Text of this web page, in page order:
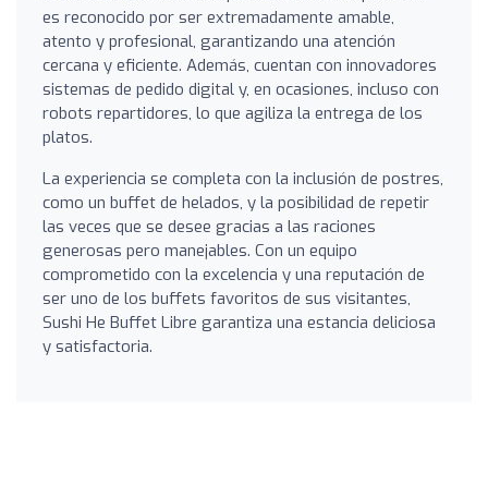
es reconocido por ser extremadamente amable,
atento y profesional, garantizando una atención
cercana y eficiente. Además, cuentan con innovadores
sistemas de pedido digital y, en ocasiones, incluso con
robots repartidores, lo que agiliza la entrega de los
platos.
La experiencia se completa con la inclusión de postres,
como un buffet de helados, y la posibilidad de repetir
las veces que se desee gracias a las raciones
generosas pero manejables. Con un equipo
comprometido con la excelencia y una reputación de
ser uno de los buffets favoritos de sus visitantes,
Sushi He Buffet Libre garantiza una estancia deliciosa
y satisfactoria.